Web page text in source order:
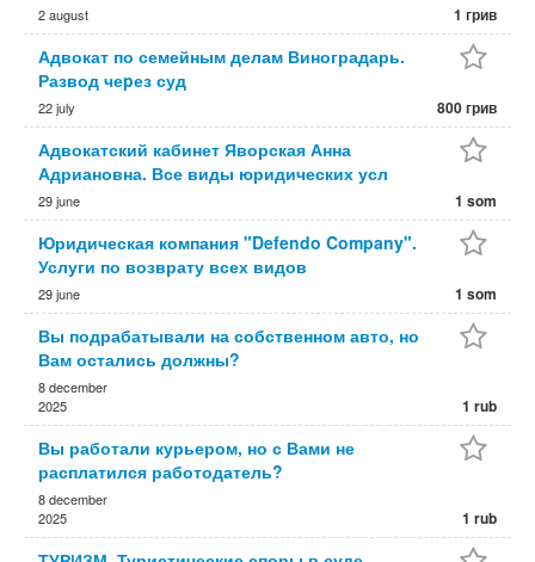
2 august 1 грив
Адвокат по семейным делам Виноградарь.
Развод чеpез суд
22 july 800 грив
Адвокатский кабинет Яворская Анна
Адриановна. Все виды юридических усл
29 june 1 som
Юридическая компания "Defendo Company".
Услуги по возврату всех видов
29 june 1 som
Вы подрабатывали на собственном авто, но
Вам остались должны?
8 december
2025
1 rub
Вы работали курьером, но с Вами не
расплатился работодатель?
8 december
2025
1 rub